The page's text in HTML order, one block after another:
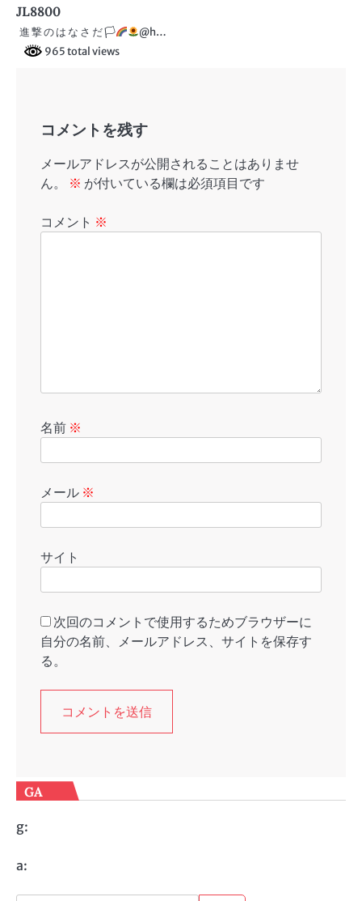
JL8800
進 撃 の は な さ だ 🏳‍
@h…
965 total views
コメントを残す
メールアドレスが公開されることはありませ
ん。
※ が付いている欄は必須項目です
コメント ※
名前 ※
メール ※
サイト
次回のコメントで使用するためブラウザーに
自分の名前、メールアドレス、サイトを保存す
る。
GA
g:
a: